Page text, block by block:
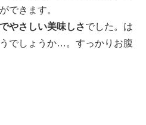
できます。
でやさしい美味しさでした。は
でしょうか…。すっかりお腹